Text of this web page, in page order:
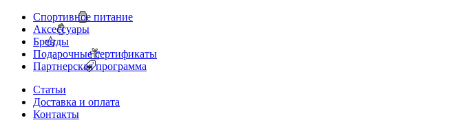
Спортивное питание
Аксессуары
Бренды
Подарочные сертификаты
Партнерская программа
Статьи
Доставка и оплата
Контакты